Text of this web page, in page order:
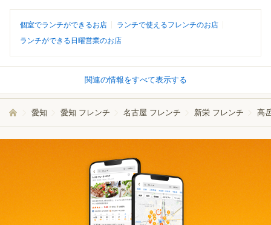
個室でランチができるお店
ランチで使えるフレンチのお店
ランチができる日曜営業のお店
関連の情報をすべて表示する
愛知 愛知 フレンチ 名古屋 フレンチ 新栄 フレンチ 高